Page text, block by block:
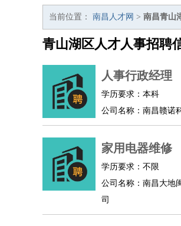
当前位置： 南昌人才网 > 南昌青山
青山湖区人才人事招聘
人事行政经理
学历要求：本科
公司名称：南昌赣诺
家用电器维修
学历要求：不限
公司名称：南昌大地
司